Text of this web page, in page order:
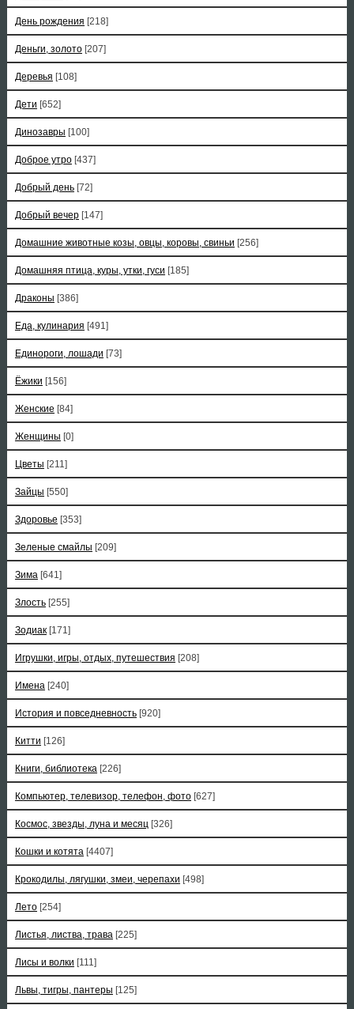
День рождения [218]
Деньги, золото [207]
Деревья [108]
Дети [652]
Динозавры [100]
Доброе утро [437]
Добрый день [72]
Добрый вечер [147]
Домашние животные козы, овцы, коровы, свиньи [256]
Домашняя птица, куры, утки, гуси [185]
Драконы [386]
Еда, кулинария [491]
Единороги, лошади [73]
Ёжики [156]
Женские [84]
Женщины [0]
Цветы [211]
Зайцы [550]
Здоровье [353]
Зеленые смайлы [209]
Зима [641]
Злость [255]
Зодиак [171]
Игрушки, игры, отдых, путешествия [208]
Имена [240]
История и повседневность [920]
Китти [126]
Книги, библиотека [226]
Компьютер, телевизор, телефон, фото [627]
Космос, звезды, луна и месяц [326]
Кошки и котята [4407]
Крокодилы, лягушки, змеи, черепахи [498]
Лето [254]
Листья, листва, трава [225]
Лисы и волки [111]
Львы, тигры, пантеры [125]